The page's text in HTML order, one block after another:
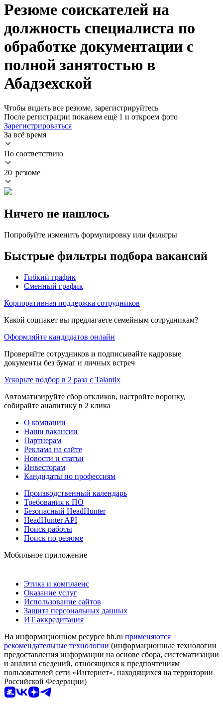
Резюме соискателей на
должность специалиста по
обработке документации с
полной занятостью в
Абадзехской
Чтобы видеть все резюме, зарегистрируйтесь
После регистрации покажем ещё 1 и откроем фото
Зарегистрироваться
За всё время
По соответствию
20 резюме
Ничего не нашлось
Попробуйте изменить формулировку или фильтры
Быстрые фильтры подбора вакансий
Гибкий график
Сменный график
Корпоративная поддержка сотрудников
Какой соцпакет вы предлагаете семейным сотрудникам?
Оформляйте кандидатов онлайн
Проверяйте сотрудников и подписывайте кадровые
документы без бумаг и личных встреч
Ускорьте подбор в 2 раза с Talantix
Автоматизируйте сбор откликов, настройте воронку,
собирайте аналитику в 2 клика
О компании
Наши вакансии
Партнерам
Реклама на сайте
Новости и статьи
Инвесторам
Кандидаты по профессиям
Производственный календарь
Требования к ПО
Безопасный HeadHunter
HeadHunter API
Поиск работы
Поиск по резюме
Мобильное приложение
Этика и комплаенс
Оказание услуг
Использование сайтов
Защита персональных данных
ИТ аккредитация
На информационном ресурсе hh.ru применяются
рекомендательные технологии (информационные технологии
предоставления информации на основе сбора, систематизации
и анализа сведений, относящихся к предпочтениям
пользователей сети «Интернет», находящихся на территории
Российской Федерации)